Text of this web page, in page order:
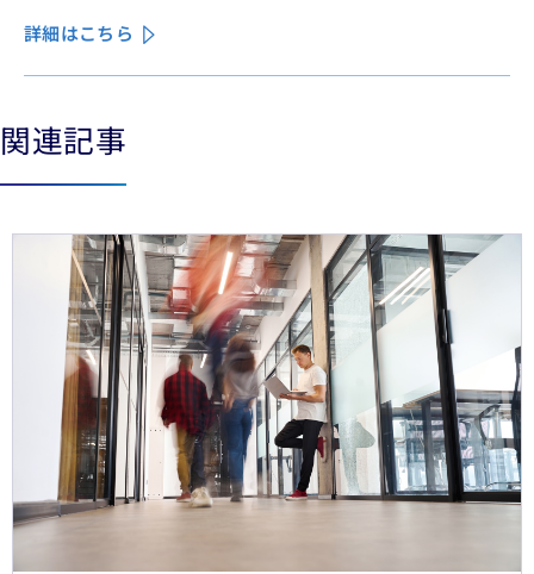
ある。
詳細はこちら
See more See less
関連記事